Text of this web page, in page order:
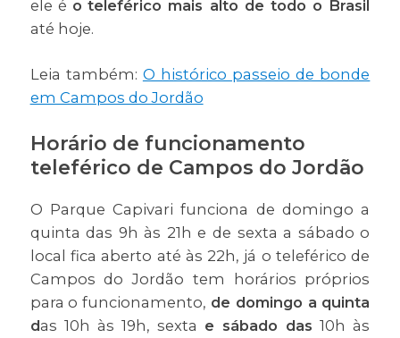
ele é o teleférico mais alto de todo o Brasil
até hoje.
Leia também: O histórico passeio de bonde
em Campos do Jordão
Horário de funcionamento
teleférico de Campos do Jordão
O Parque Capivari funciona de domingo a
quinta das 9h às 21h e de sexta a sábado o
local fica aberto até às 22h, já o teleférico de
Campos do Jordão tem horários próprios
para o funcionamento, de domingo a quinta
das 10h às 19h, sexta e sábado das 10h às